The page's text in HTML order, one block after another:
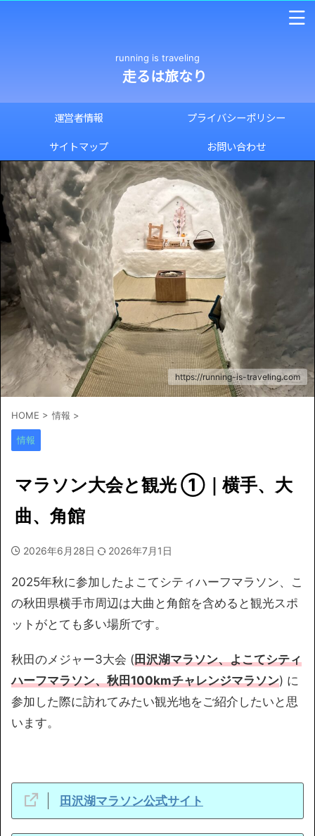
running is traveling
走るは旅なり
運営者情報
プライバシーポリシー
サイトマップ
お問い合わせ
https://running-is-traveling.com
HOME > 情報 >
情報
マラソン大会と観光 ①｜横手、大
曲、角館
2026年6月28日 2026年7月1日
2025年秋に参加したよこてシティハーフマラソン、こ
の秋田県横手市周辺は大曲と角館を含めると観光スポ
ットがとても多い場所です。
秋田のメジャー3大会 (田沢湖マラソン、よこてシティ
ハーフマラソン、秋田100kmチャレンジマラソン) に
参加した際に訪れてみたい観光地をご紹介したいと思
います。
田沢湖マラソン公式サイト